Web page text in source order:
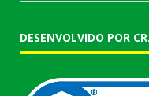
DESENVOLVIDO POR